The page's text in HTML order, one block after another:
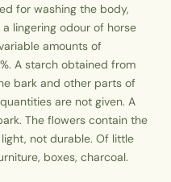
for washing the body,
lingering odour of horse
amounts of
A starch obtained from
bark and other parts of
are not given. A
The flowers contain the
not durable. Of little
boxes, charcoal.